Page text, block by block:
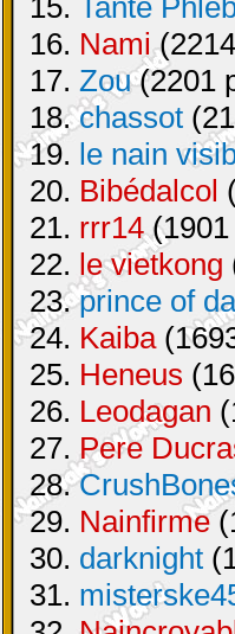
15. Tante
16. Nami
17. Zou(2201
18.chassot
19. le nain
20. Bibédalcol
21. rrr14(1901
22. le vietkong
23.prince of
24. Kaiba
25. Heneus
26. Leodagan
27. Pere
28.
29. Nainfirme
30. darknight
31.